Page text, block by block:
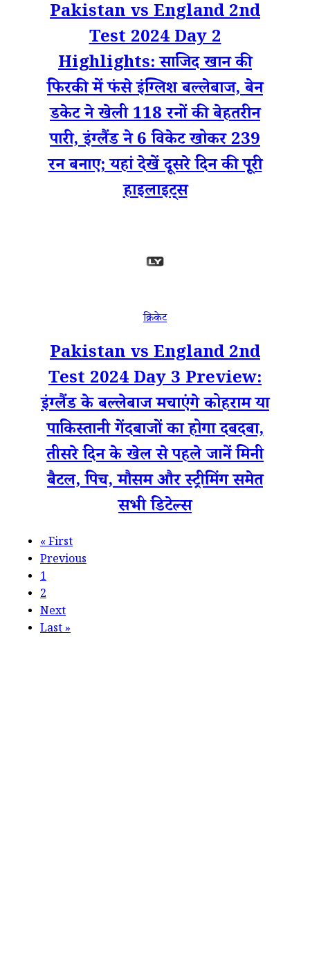
Pakistan vs England 2nd
Test 2024 Day 2
Highlights: साजिद खान की
फिरकी में फंसे इंग्लिश बल्लेबाज, बेन
डकेट ने खेली 118 रनों की बेहतरीन
पारी, इंग्लैंड ने 6 विकेट खोकर 239
रन बनाए; यहां देखें दूसरे दिन की पूरी
हाइलाइट्स
क्रिकेट
Pakistan vs England 2nd
Test 2024 Day 3 Preview:
इंग्लैंड के बल्लेबाज मचाएंगे कोहराम या
पाकिस्तानी गेंदबाजों का होगा दबदबा,
तीसरे दिन के खेल से पहले जानें मिनी
बैटल, पिच, मौसम और स्ट्रीमिंग समेत
सभी डिटेल्स
«First
Previous
1
2
Next
Last»